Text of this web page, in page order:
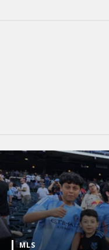
MLS